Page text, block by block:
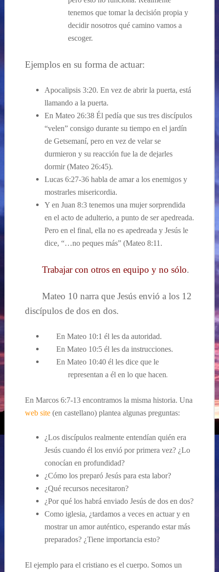
tenemos que tomar la decisión propia y
decidir nosotros qué camino vamos a
escoger.
Ejemplos en su forma de actuar:
Apocalipsis 3:20. En vez de abrir la puerta, está
llamando a la puerta.
En Mateo 26:38 Él pedía que sus tres discípulos
“velen” consigo durante su tiempo en el jardín
de Getsemaní, pero en vez de velar se
durmieron y su reacción fue la de dejarles
dormir (Mateo 26:45).
Lucas 6:27-36 habla de amar a los enemigos y
mostrarles misericordia.
Y en Juan 8:3 tenemos una mujer sorprendida
en el acto de adulterio, a punto de ser apedreada.
Pero en el final, ella no es apedreada y Jesús le
dice, “…no peques más” (Mateo 8:11.
Trabajar con otros en equipo y no sólo.
Mateo 10 narra que Jesús envió a los 12
discípulos de dos en dos.
En Mateo 10:1 él les da autoridad.
En Mateo 10:5 él les da instrucciones.
En Mateo 10:40 él les dice que le
representan a él en lo que hacen.
En Marcos 6:7-13 encontramos la misma historia. Una
web site(en castellano) plantea algunas preguntas:
¿Los discípulos realmente entendían quién era
Jesús cuando él los envió por primera vez? ¿Lo
conocían en profundidad?
¿Cómo los preparó Jesús para esta labor?
¿Qué recursos necesitaron?
¿Por qué los habrá enviado Jesús de dos en dos?
Como iglesia, ¿tardamos a veces en actuar y en
mostrar un amor auténtico, esperando estar más
preparados? ¿Tiene importancia esto?
El ejemplo para el cristiano es el cuerpo. Somos un